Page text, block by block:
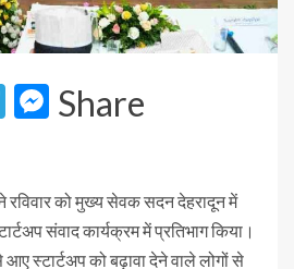
Telegram
Messenger
Share
रविवार को मुख्य सेवक सदन देहरादून में
संवाद कार्यक्रम में प्रतिभाग किया।
आए स्टार्टअप को बढ़ावा देने वाले लोगों से